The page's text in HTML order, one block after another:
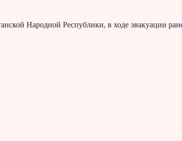
Народной Республики, в ходе эвакуации